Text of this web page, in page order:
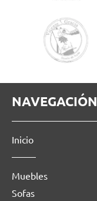
NAVEGACIÓN
Inicio
Muebles
Sofas